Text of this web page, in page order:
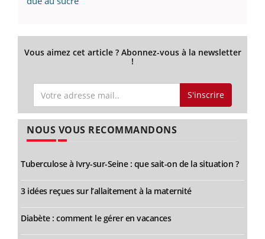
Vous aimez cet article ? Abonnez-vous à la newsletter
!
S'inscrire
NOUS VOUS RECOMMANDONS
Tuberculose à Ivry-sur-Seine : que sait-on de la situation ?
3 idées reçues sur l’allaitement à la maternité
Diabète : comment le gérer en vacances